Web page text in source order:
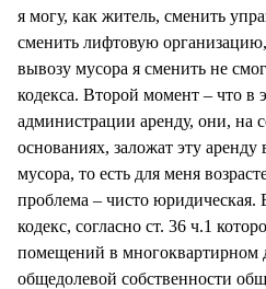
я могу, как житель, сменить
сменить лифтовую
вывозу мусора я сменить не
кодекса. Второй момент – что в
администрации аренду, они, на
основаниях, заложат эту аренду
мусора, то есть для меня
проблема – чисто
кодекс, согласно ст. 36 ч.1
помещений в многоквартирном
общедолевой собственности